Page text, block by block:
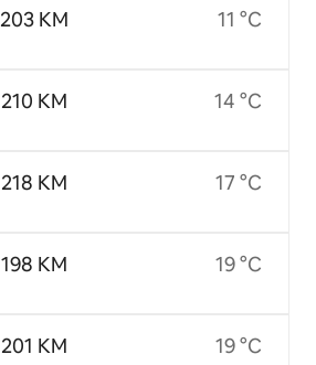
203 KM
210 KM
218 KM
198 KM
201 KM
11 °C
14 °C
17 °C
19 °C
19 °C